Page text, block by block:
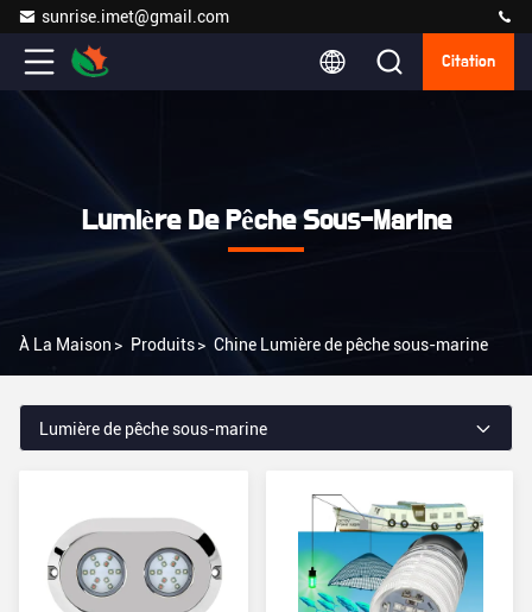
sunrise.imet@gmail.com
Citation
Lumière De Pêche Sous-Marine
À La Maison > Produits> Chine Lumière de pêche sous-marine
Lumière de pêche sous-marine